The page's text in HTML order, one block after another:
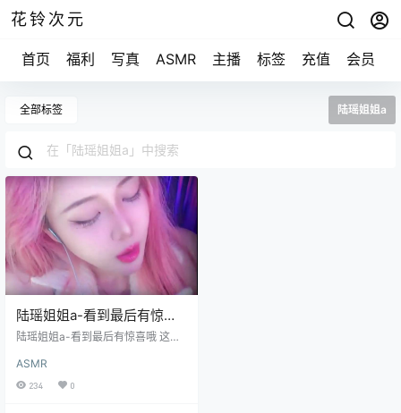
花铃次元
首页 福利 写真 ASMR 主播 标签 充值 会员
全部标签 陆瑶姐姐a
陆瑶姐姐a-看到最后有惊喜
哦 这种双视角的好看吗
陆瑶姐姐a-看到最后有惊喜哦 这种
ASMR
234 0